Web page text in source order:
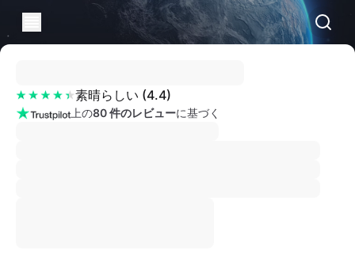
素晴らしい (4.4)
上の80 件のレビューに基づく